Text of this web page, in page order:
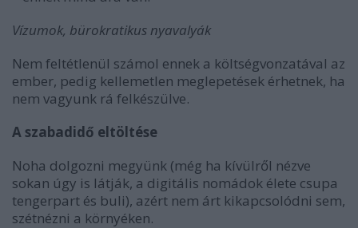
Vízumok, bürokratikus nyavalyák
Nem feltétlenül számol ennek a költségvonzatával az
ember, pedig kellemetlen meglepetések érhetnek, ha
nem vagyunk rá felkészülve.
A szabadidő eltöltése
Noha dolgozni megyünk (még ha kívülről nézve
sokan úgy is látják, a digitális nomádok élete csupa
tengerpart és buli), azért nem árt kikapcsolódni sem,
szétnézni a környéken.